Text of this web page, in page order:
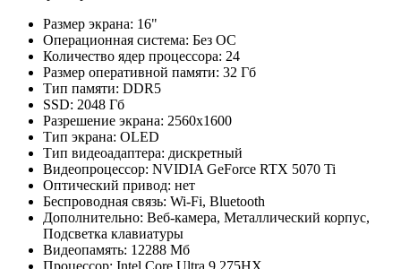
Размер экрана: 16"
Операционная система: Без ОС
Количество ядер процессора: 24
Размер оперативной памяти: 32 Гб
Тип памяти: DDR5
SSD: 2048 Гб
Разрешение экрана: 2560x1600
Тип экрана: OLED
Тип видеоадаптера: дискретный
Видеопроцессор: NVIDIA GeForce RTX 5070 Ti
Оптический привод: нет
Беспроводная связь: Wi-Fi, Bluetooth
Дополнительно: Веб-камера, Металлический корпус,
Подсветка клавиатуры
Видеопамять: 12288 Мб
Процессор: Intel Core Ultra 9 275HX